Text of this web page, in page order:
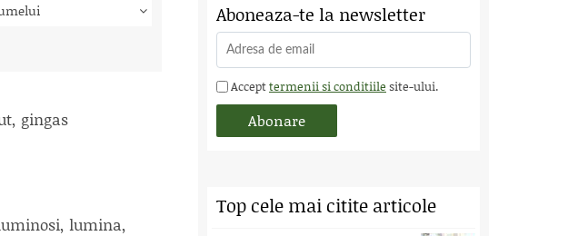
gingas
lumina,
Aboneaza-te la newsletter
Accepttermenii si conditiile site-ului.
Top cele mai citite articole